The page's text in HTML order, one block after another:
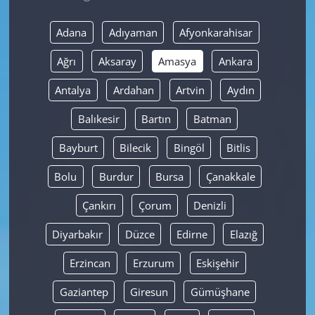
Adana Adıyaman Afyonkarahisar
Ağrı Aksaray Amasya Ankara
Antalya Ardahan Artvin Aydın
Balıkesir Bartın Batman
Bayburt Bilecik Bingöl Bitlis
Bolu Burdur Bursa Çanakkale
Çankırı Çorum Denizli
Diyarbakır Düzce Edirne Elazığ
Erzincan Erzurum Eskişehir
Gaziantep Giresun Gümüşhane
Yerel